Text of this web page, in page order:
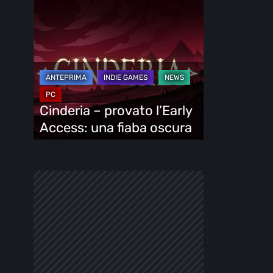
l’Early
Access:
una
fiaba
oscura
Cinderia – provato l’Early
Access: una fiaba oscura